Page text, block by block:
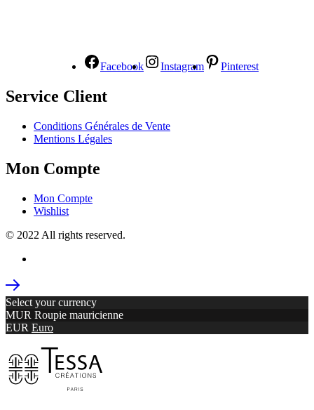
Facebook Instagram Pinterest
Service Client
Conditions Générales de Vente
Mentions Légales
Mon Compte
Mon Compte
Wishlist
© 2022 All rights reserved.
Select your currency
MUR Roupie mauricienne
EUR Euro